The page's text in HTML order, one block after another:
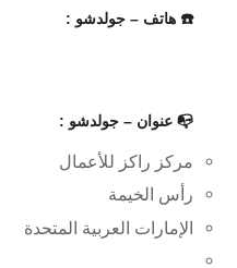
☎️ هاتف – جولدشو :
📭 عنوان – جولدشو :
مركز راكز للأعمال
رأس الخيمة
الإمارات العربية المتحدة